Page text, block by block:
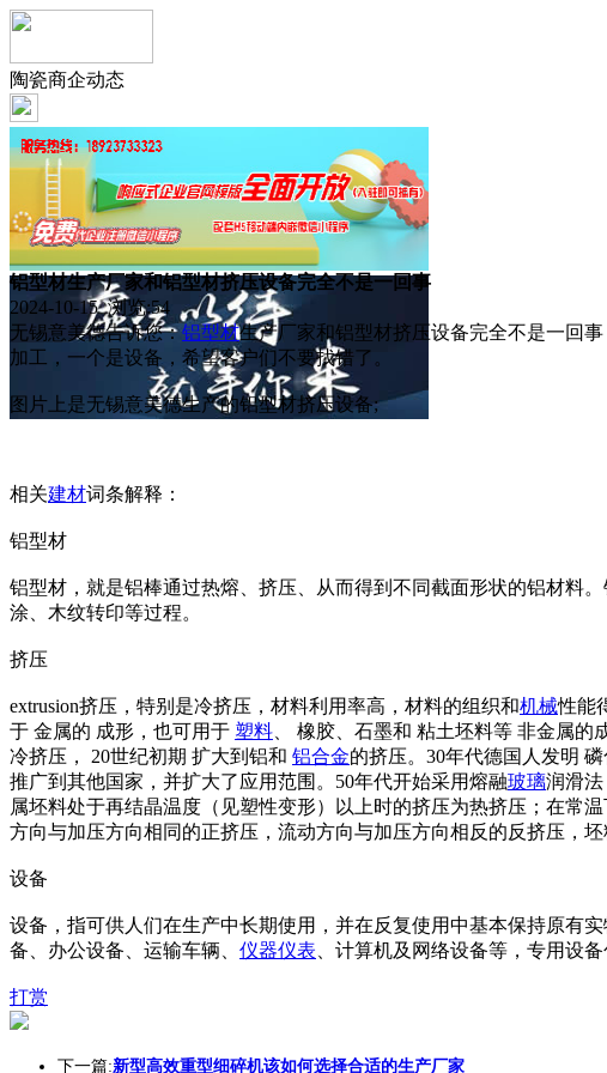
陶瓷商企动态
铝型材生产厂家和铝型材挤压设备完全不是一回事
2024-10-15 浏览:54
无锡意美德告诉您：铝型材生产厂家和铝型材挤压设备完全不是一回
加工，一个是设备，希望客户们不要找错了。
图片上是无锡意美德生产的铝型材挤压设备;
相关建材词条解释：
铝型材
铝型材，就是铝棒通过热熔、挤压、从而得到不同截面形状的铝材料
涂、木纹转印等过程。
挤压
extrusion挤压，特别是冷挤压，材料利用率高，材料的组织和机械性能
于 金属的 成形，也可用于 塑料 、 橡胶、石墨和 粘土坯料等 非金属
冷挤压， 20世纪初期 扩大到铝和 铝合金的挤压。30年代德国人发明
推广到其他国家，并扩大了应用范围。50年代开始采用熔融玻璃润滑
属坯料处于再结晶温度（见塑性变形）以上时的挤压为热挤压；在常
方向与加压方向相同的正挤压，流动方向与加压方向相反的反挤压，
设备
设备，指可供人们在生产中长期使用，并在反复使用中基本保持原有
备、办公设备、运输车辆、 仪器仪表 、计算机及网络设备等，专用设
打赏
下一篇:新型高效重型细碎机该如何选择合适的生产厂家